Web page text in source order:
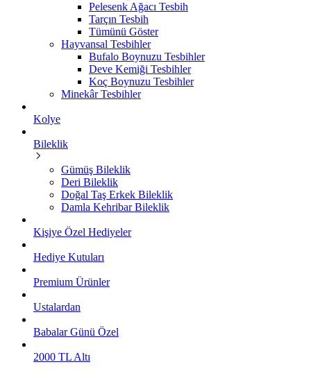
Pelesenk Ağacı Tesbih
Tarçın Tesbih
Tümünü Göster
Hayvansal Tesbihler
Bufalo Boynuzu Tesbihler
Deve Kemiği Tesbihler
Koç Boynuzu Tesbihler
Minekâr Tesbihler
Kolye
Bileklik
Gümüş Bileklik
Deri Bileklik
Doğal Taş Erkek Bileklik
Damla Kehribar Bileklik
Kişiye Özel Hediyeler
Hediye Kutuları
Premium Ürünler
Ustalardan
Babalar Günü Özel
2000 TL Altı